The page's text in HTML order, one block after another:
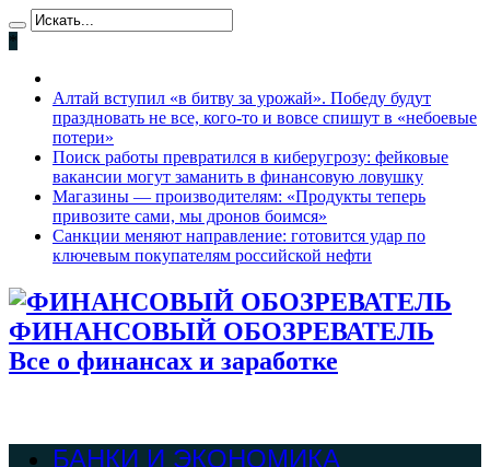
*
Алтай вступил «в битву за урожай». Победу будут
праздновать не все, кого-то и вовсе спишут в «небоевые
потери»
Поиск работы превратился в киберугрозу: фейковые
вакансии могут заманить в финансовую ловушку
Магазины — производителям: «Продукты теперь
привозите сами, мы дронов боимся»
Санкции меняют направление: готовится удар по
ключевым покупателям российской нефти
ФИНАНСОВЫЙ ОБОЗРЕВАТЕЛЬ
Все о финансах и заработке
БАНКИ И ЭКОНОМИКА